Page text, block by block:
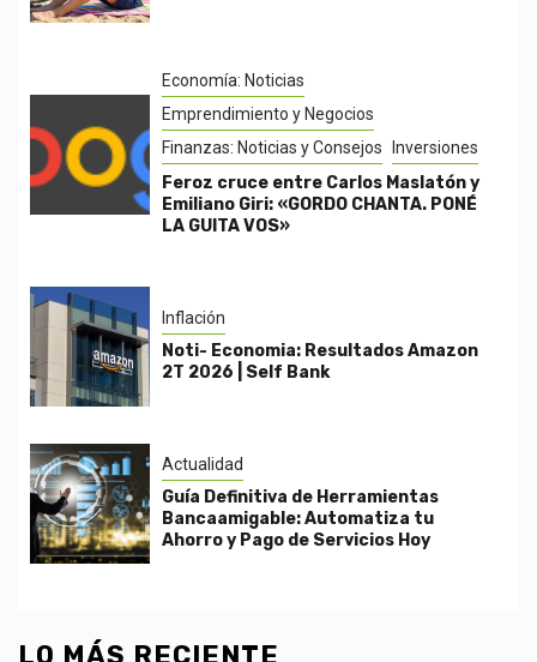
Economía: Noticias
Emprendimiento y Negocios
Finanzas: Noticias y Consejos
Inversiones
Feroz cruce entre Carlos Maslatón y
Emiliano Giri: «GORDO CHANTA. PONÉ
LA GUITA VOS»
Inflación
Noti- Economia: Resultados Amazon
2T 2026 | Self Bank
Actualidad
Guía Definitiva de Herramientas
Bancaamigable: Automatiza tu
Ahorro y Pago de Servicios Hoy
LO MÁS RECIENTE